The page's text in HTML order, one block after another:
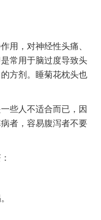
用，对神经性头痛、
常用于脑过度导致头
方剂。睡菊花枕头也
些人不适合而已，因
者，容易腹泻者不要